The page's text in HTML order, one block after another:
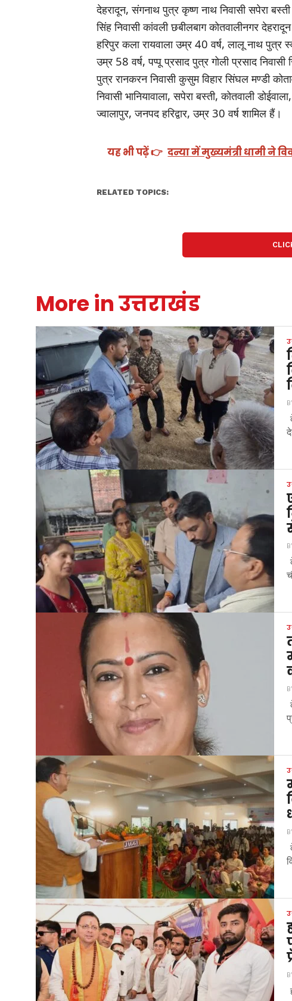
देहरादून, संगनाथ पुत्र कृष्ण नाथ निवासी सपेरा
सिंह निवासी कांवली छबीलबाग कोतवालीनगर
हरिपुर कला रायवाला उम्र 40 वर्ष, लालू नाथ पुत्र
उम्र 58 वर्ष, पप्पू प्रसाद पुत्र गोली प्रसाद
पुत्र रानकरन निवासी कुसुम विहार सिंघल मण्डी
निवासी भानियावाला, सपेरा बस्ती, कोतवाली
ज्वालापुर, जनपद हरिद्वार, उम्र 30 वर्ष शामिल हैं।
यह भी पढ़ें 👉 दन्या में मुख्यमंत्री धामी ने
RELATED TOPICS:
More in उत्तराखंड